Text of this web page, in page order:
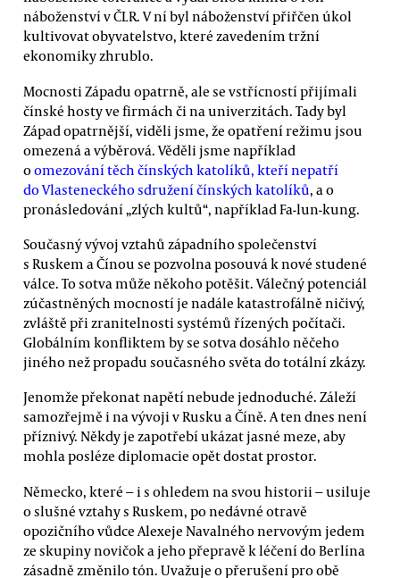
náboženství v ČLR. V ní byl náboženství přiřčen úkol
kultivovat obyvatelstvo, které zavedením tržní
ekonomiky zhrublo.
Mocnosti Západu opatrně, ale se vstřícností přijímali
čínské hosty ve firmách či na univerzitách. Tady byl
Západ opatrnější, viděli jsme, že opatření režimu jsou
omezená a výběrová. Věděli jsme například
oomezování těch čínských katolíků, kteří nepatří
do Vlasteneckého sdružení čínských katolíků, a o
pronásledování „zlých kultů“, například Fa-lun-kung.
Současný vývoj vztahů západního společenství
s Ruskem a Čínou se pozvolna posouvá k nové studené
válce. To sotva může někoho potěšit. Válečný potenciál
zúčastněných mocností je nadále katastrofálně ničivý,
zvláště při zranitelnosti systémů řízených počítači.
Globálním konfliktem by se sotva dosáhlo něčeho
jiného než propadu současného světa do totální zkázy.
Jenomže překonat napětí nebude jednoduché. Záleží
samozřejmě i na vývoji v Rusku a Číně. A ten dnes není
příznivý. Někdy je zapotřebí ukázat jasné meze, aby
mohla posléze diplomacie opět dostat prostor.
Německo, které − i s ohledem na svou historii − usiluje
o slušné vztahy s Ruskem, po nedávné otravě
opozičního vůdce Alexeje Navalného nervovým jedem
ze skupiny novičok a jeho přepravě k léčení do Berlína
zásadně změnilo tón. Uvažuje o přerušení pro obě